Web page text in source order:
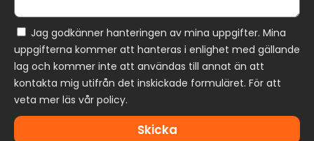
Jag godkänner hanteringen av mina uppgifter. Mina
uppgifterna kommer att hanteras i enlighet med gällande
lag och kommer inte att användas till annat än att
kontakta mig utifrån det inskickade formuläret. För att
veta mer läs vår policy.
Skicka